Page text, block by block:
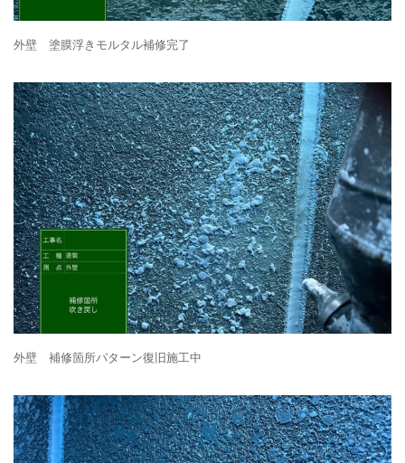
外壁 塗膜浮きモルタル補修完了
外壁 補修箇所パターン復旧施工中